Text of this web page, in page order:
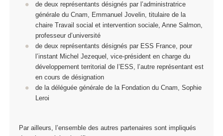
de deux représentants désignés par l’administratrice
générale du Cnam, Emmanuel Jovelin, titulaire de la
chaire Travail social et intervention sociale, Anne Salmon,
professeur d’université
de deux représentants désignés par ESS France, pour
l’instant Michel Jezequel, vice-président en charge du
développement territorial de l’ESS, l’autre représentant est
en cours de désignation
de la déléguée générale de la Fondation du Cnam, Sophie
Leroi
Par ailleurs, l’ensemble des autres partenaires sont impliqués